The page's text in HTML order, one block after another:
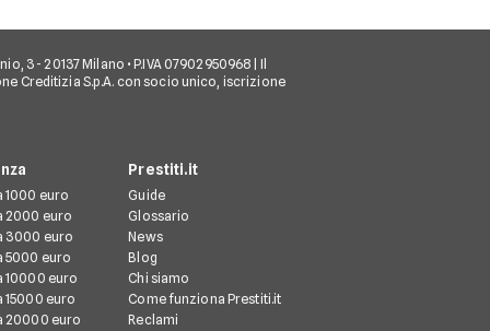
3 - 20137 Milano • P.IVA 07902950968 | Il
Creditizia S.p.A. con socio unico, iscrizione
1000 euro
2000 euro
3000 euro
5000 euro
10000 euro
15000 euro
20000 euro
Prestiti.it
Guide
Glossario
News
Blog
Chi siamo
Come funziona Prestiti.it
Reclami